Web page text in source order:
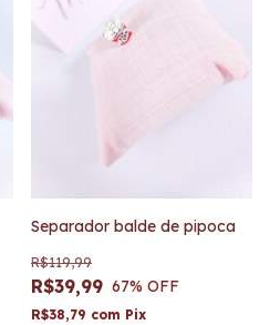
Separador balde de pipoca
R$39,99
R$119,99
67% OFF
R$38,79 com Pix